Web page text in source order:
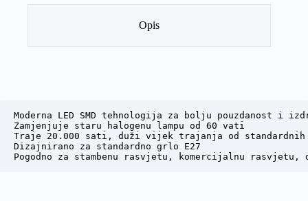
Opis
Moderna LED SMD tehnologija za bolju pouzdanost i
Zamjenjuje staru halogenu lampu od 60 vati
Traje 20.000 sati, duži vijek trajanja od standardnih
Dizajnirano za standardno grlo E27
Pogodno za stambenu rasvjetu, komercijalnu